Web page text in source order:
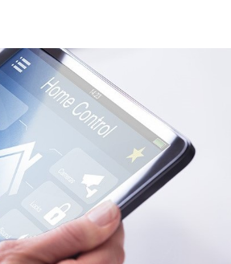
באמצעותה ניתן לווסת את האנשים
זה בעצם מערכת אינטרקום לבניין?
ראשונית עבור הדיירים בטרם נכנסים
שאינו יודע להקליד את הקוד הנכון, לא
הדיירים בבניין.
מערכת אינטרקום לבניין
אם הגיע אליכם אורח צפוי, הוא יוכל
הכניסה בטרם עת. עם זאת, לא כל
מודיעים שהם מגיעים. אם גם אתם